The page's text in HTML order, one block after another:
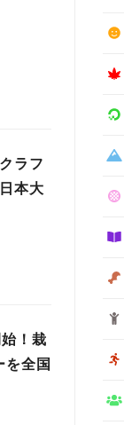
ラフ
本大
！栽
を全国